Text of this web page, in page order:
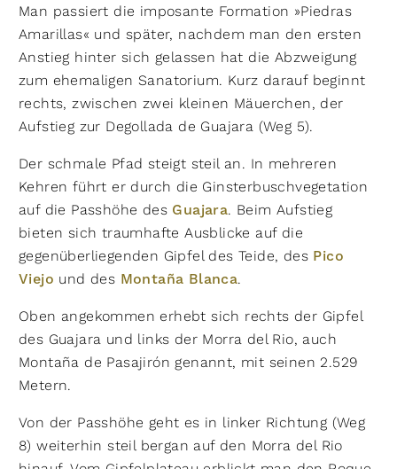
Man passiert die imposante Formation »Piedras
Amarillas« und später, nachdem man den ersten
Anstieg hinter sich gelassen hat die Abzweigung
zum ehemaligen Sanatorium. Kurz darauf beginnt
rechts, zwischen zwei kleinen Mäuerchen, der
Aufstieg zur Degollada de Guajara (Weg 5).
Der schmale Pfad steigt steil an. In mehreren
Kehren führt er durch die Ginsterbuschvegetation
auf die Passhöhe des Guajara. Beim Aufstieg
bieten sich traumhafte Ausblicke auf die
gegenüberliegenden Gipfel des Teide, des Pico
Viejo und des Montaña Blanca.
Oben angekommen erhebt sich rechts der Gipfel
des Guajara und links der Morra del Rio, auch
Montaña de Pasajirón genannt, mit seinen 2.529
Metern.
Von der Passhöhe geht es in linker Richtung (Weg
8) weiterhin steil bergan auf den Morra del Rio